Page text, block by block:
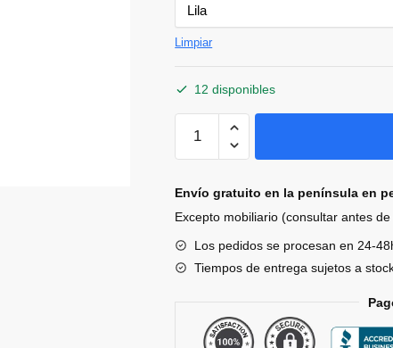
Limpiar
12 disponibles
Manga
BMC
Llama
Bimbidreams
cantidad
Envío gratuito en la península en
Excepto mobiliario (consultar antes
Los pedidos se procesan en 24-
Tiempos de entrega sujetos a